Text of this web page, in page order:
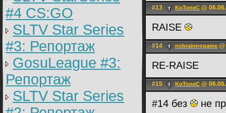
#4 CS:GO
SLTV Star Series
#3: Репортаж
GosuLeague #3:
Репортаж
SLTV Star Series
#13 KoToneC @
RAISE
#14 nobrainnogame
RE-RAISE
#15 KoToneC @
#14 без не